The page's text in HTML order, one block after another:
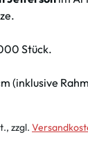
Stück.
(inklusive
zzgl.